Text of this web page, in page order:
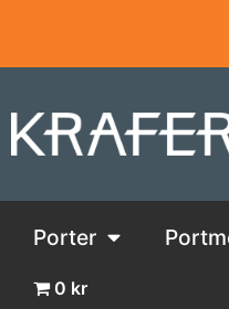
Porter
0 kr